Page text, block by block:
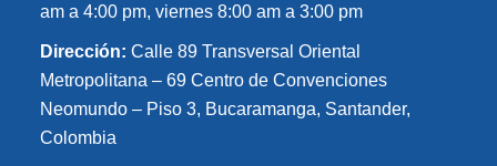
am a 4:00 pm, viernes 8:00 am a 3:00 pm
Dirección: Calle 89 Transversal Oriental
Metropolitana – 69 Centro de Convenciones
Neomundo – Piso 3, Bucaramanga, Santander,
Colombia